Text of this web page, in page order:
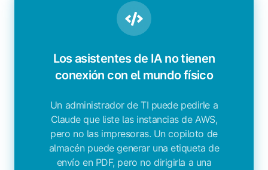
Los asistentes de IA no tienen
conexión con el mundo físico
Un administrador de TI puede pedirle a
Claude que liste las instancias de AWS,
pero no las impresoras. Un copiloto de
almacén puede generar una etiqueta de
envío en PDF, pero no dirigirla a una